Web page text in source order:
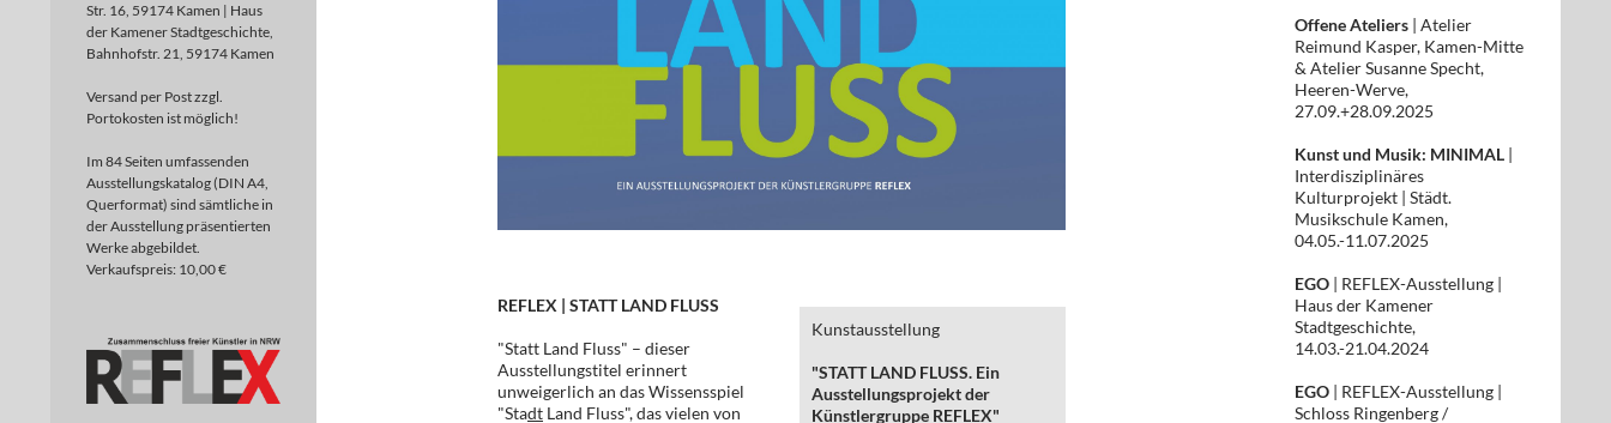
REFLEX | STATT LAND FLUSS
"Statt Land Fluss" – dieser
Ausstellungstitel erinnert
unweigerlich an das Wissensspiel
"Stadt Land Fluss", das vielen von
Kunstausstellung
"STATT LAND FLUSS. Ein
Ausstellungsprojekt der
Künstlergruppe REFLEX"
Offene Ateliers | Atelier
Reimund Kasper, Kamen-Mitte
& Atelier Susanne Specht,
Heeren-Werve,
27.09.+28.09.2025
Kunst und Musik: MINIMAL |
Interdisziplinäres
Kulturprojekt | Städt.
Musikschule Kamen,
04.05.-11.07.2025
EGO | REFLEX-Ausstellung |
Haus der Kamener
Stadtgeschichte,
14.03.-21.04.2024
EGO | REFLEX-Ausstellung |
Schloss Ringenberg /
Str. 16, 59174 Kamen | Haus
der Kamener Stadtgeschichte,
Bahnhofstr. 21, 59174 Kamen
Versand per Post zzgl.
Portokosten ist möglich!
Im 84 Seiten umfassenden
Ausstellungskatalog (DIN A4,
Querformat) sind sämtliche in
der Ausstellung präsentierten
Werke abgebildet.
Verkaufspreis: 10,00 €